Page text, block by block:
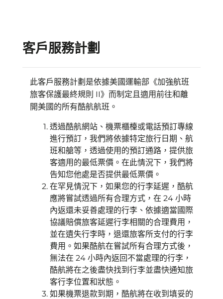
客戶服務計劃
此客戶服務計劃是依據美國運輸部《加強航班
旅客保護最終規則 II》而制定且適用前往和離
開美國的所有酷航航班。
透過酷航網站、機票櫃檯或電話預訂專線
進行預訂，我們將依據特定旅行日期、航
班和艙等，透過使用的預訂通路，提供旅
客適用的最低票價。在此情況下，我們將
告知您他處是否提供最低票價。
在罕見情況下，如果您的行李延遲，酷航
應將嘗試透過所有合理方式，在 24 小時
內返還未妥善處理的行李、依據適當國際
協議賠償旅客延遲行李相關的合理費用，
並在遺失行李時，退還旅客所支付的行李
費用。如果酷航在嘗試所有合理方式後，
無法在 24 小時內返回不當處理的行李，
酷航將在之後盡快找到行李並盡快通知旅
客行李位置和狀態。
如果機票退款到期，酷航將在收到填妥的